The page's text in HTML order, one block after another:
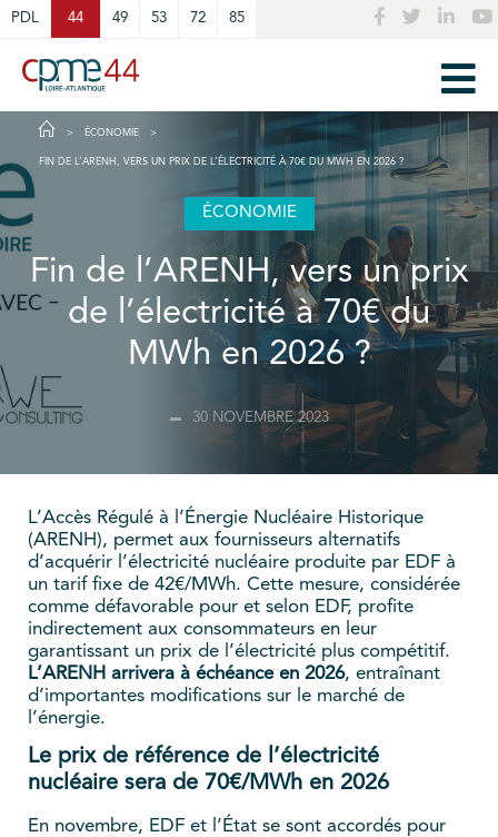
PDL 44 49 53 72 85
ÉCONOMIE
FIN DE L’ARENH, VERS UN PRIX DE L’ÉLECTRICITÉ À 70€ DU MWH EN 2026 ?
ÉCONOMIE
Fin de l’ARENH, vers un prix
de l’électricité à 70€ du
MWh en 2026 ?
30 NOVEMBRE 2023
L’Accès Régulé à l’Énergie Nucléaire Historique
(ARENH), permet aux fournisseurs alternatifs
d’acquérir l’électricité nucléaire produite par EDF à
un tarif fixe de 42€/MWh. Cette mesure, considérée
comme défavorable pour et selon EDF, profite
indirectement aux consommateurs en leur
garantissant un prix de l’électricité plus compétitif.
L’ARENH arrivera à échéance en 2026, entraînant
d’importantes modifications sur le marché de
l’énergie.
Le prix de référence de l’électricité
nucléaire sera de 70€/MWh en 2026
En novembre, EDF et l’État se sont accordés pour
Cookies management panel